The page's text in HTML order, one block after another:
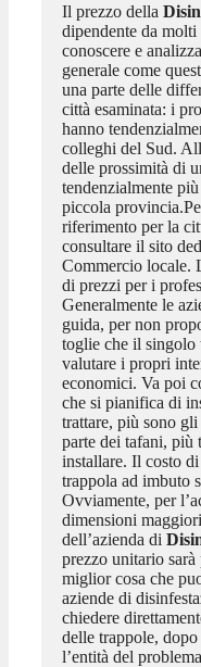
Il prezzo della
dipendente da
conoscere e
generale come
una parte delle
città esaminata: i
hanno
colleghi del Sud.
delle prossimità di
tendenzialmente
piccola
riferimento per la
consultare il sito
Commercio locale.
di prezzi per i
Generalmente le
guida, per non
toglie che il singolo
valutare i propri
economici. Va poi
che si pianifica di
trattare, più sono
parte dei tafani, più
installare. Il costo
trappola ad imbuto
Ovviamente, per
dimensioni
dell’azienda di
prezzo unitario
miglior cosa che
aziende di
chiedere
delle trappole,
l’entità del